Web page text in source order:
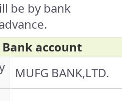
be by bank
Bank account
MUFG BANK,LTD.